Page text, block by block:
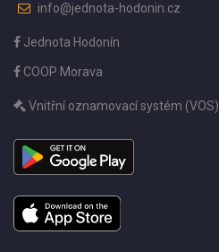
info@jednota-hodonin.cz
Jednota Hodonín
COOP Morava
Vnitřní oznamovací systém (VOS)